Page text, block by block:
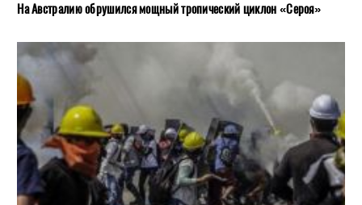
На Австралию обрушился мощный тропический циклон «Сероя»